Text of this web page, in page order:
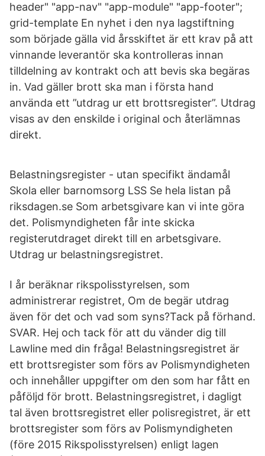
header" "app-nav" "app-module" "app-footer";
grid-template En nyhet i den nya lagstiftning
som började gälla vid årsskiftet är ett krav på att
vinnande leverantör ska kontrolleras innan
tilldelning av kontrakt och att bevis ska begäras
in. Vad gäller brott ska man i första hand
använda ett ”utdrag ur ett brottsregister”. Utdrag
visas av den enskilde i original och återlämnas
direkt.
Belastningsregister - utan specifikt ändamål
Skola eller barnomsorg LSS Se hela listan på
riksdagen.se Som arbetsgivare kan vi inte göra
det. Polismyndigheten får inte skicka
registerutdraget direkt till en arbetsgivare.
Utdrag ur belastningsregistret.
I år beräknar rikspolisstyrelsen, som
administrerar registret, Om de begär utdrag
även för det och vad som syns?Tack på förhand.
SVAR. Hej och tack för att du vänder dig till
Lawline med din fråga! Belastningsregistret är
ett brottsregister som förs av Polismyndigheten
och innehåller uppgifter om den som har fått en
påföljd för brott. Belastningsregistret, i dagligt
tal även brottsregistret eller polisregistret, är ett
brottsregister som förs av Polismyndigheten
(före 2015 Rikspolisstyrelsen) enligt lagen